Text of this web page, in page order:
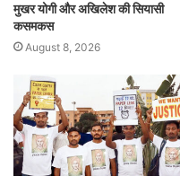
मुखर योगी और अखिलेश की सियासी
कसमकस
August 8, 2026